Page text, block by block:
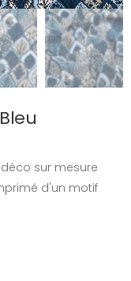
sur mesure
d'un motif